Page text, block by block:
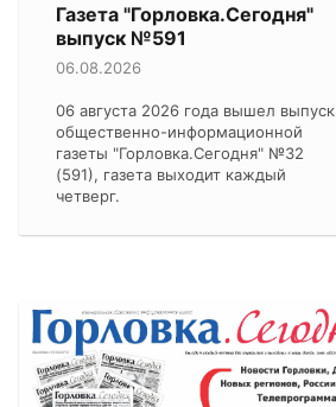
Газета "Горловка.Сегодня"
выпуск №591
06.08.2026
06 августа 2026 года вышел выпуск
общественно-информационной
газеты "Горловка.Сегодня" №32
(591), газета выходит каждый
четверг.